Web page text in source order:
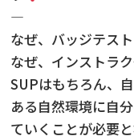
—
なぜ、バッジテス
なぜ、インストラ
SUPはもちろん、
ある自然環境に自
ていくことが必要と